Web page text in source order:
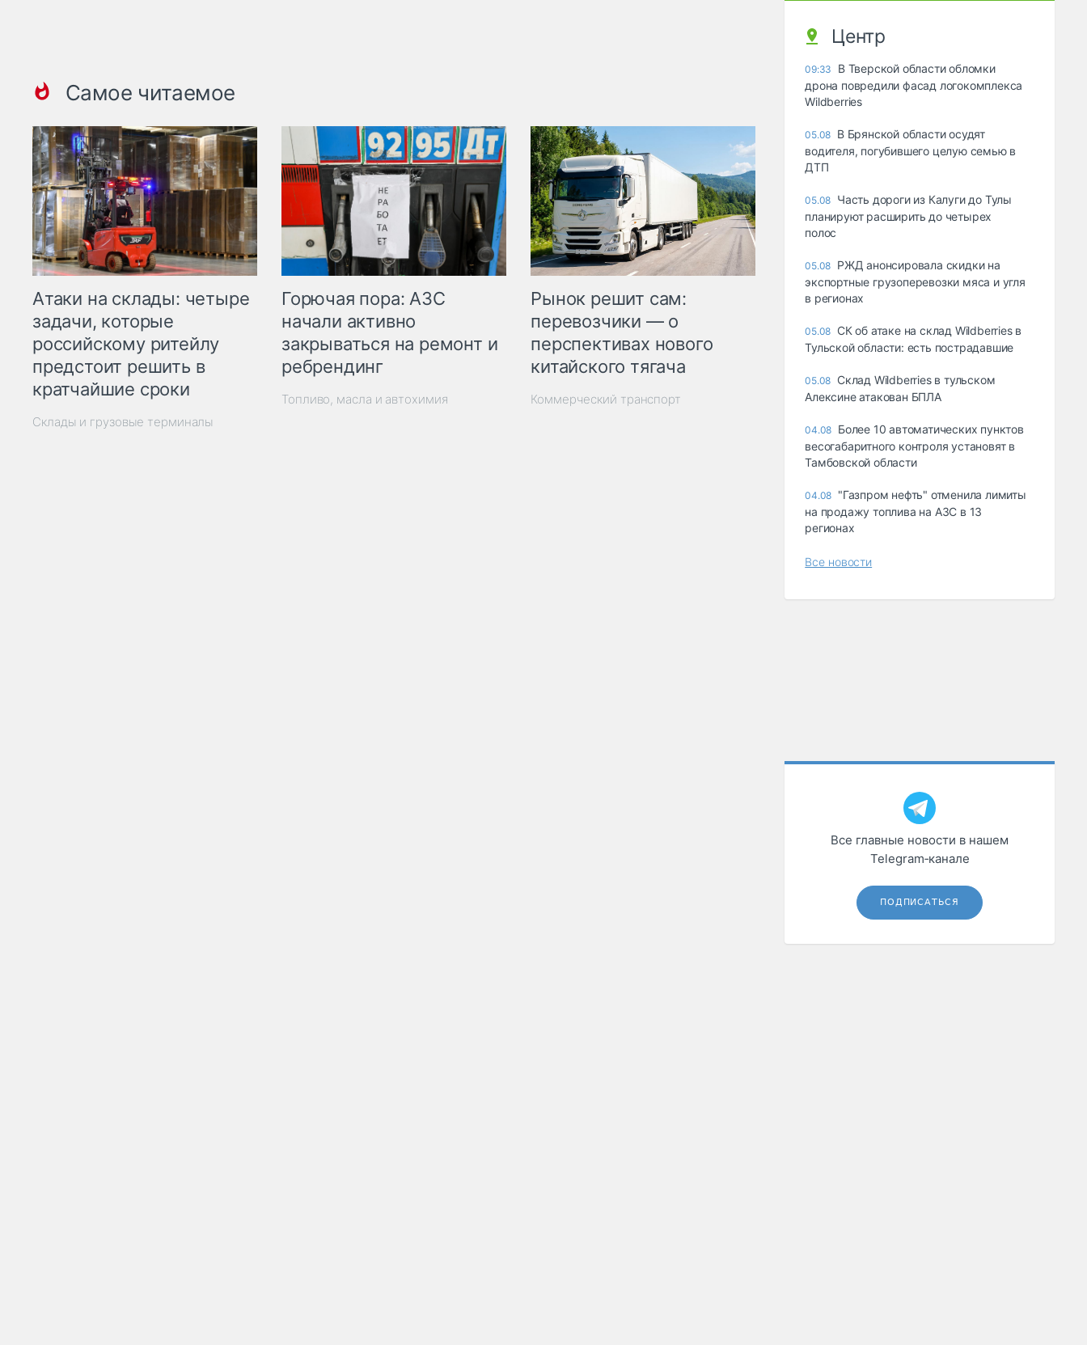
Самое читаемое
Атаки на склады: четыре
задачи, которые
российскому ритейлу
предстоит решить в
кратчайшие сроки
Склады и грузовые терминалы
Горючая пора: АЗС
начали активно
закрываться на ремонт и
ребрендинг
Топливо, масла и автохимия
Рынок решит сам:
перевозчики — о
перспективах нового
китайского тягача
Коммерческий транспорт
Центр
09:33
В Тверской области обломки
дрона повредили фасад логокомплекса
Wildberries
05.08 В Брянской области осудят
водителя, погубившего целую семью в
ДТП
05.08 Часть дороги из Калуги до Тулы
планируют расширить до четырех
полос
05.08 РЖД анонсировала скидки на
экспортные грузоперевозки мяса и угля
в регионах
05.08 СК об атаке на склад Wildberries в
Тульской области: есть пострадавшие
05.08 Склад Wildberries в тульском
Алексине атакован БПЛА
04.08 Более 10 автоматических пунктов
весогабаритного контроля установят в
Тамбовской области
04.08 "Газпром нефть" отменила лимиты
на продажу топлива на АЗС в 13
регионах
Все новости
Все главные новости в нашем
Telegram‑канале
ПОДПИСАТЬСЯ